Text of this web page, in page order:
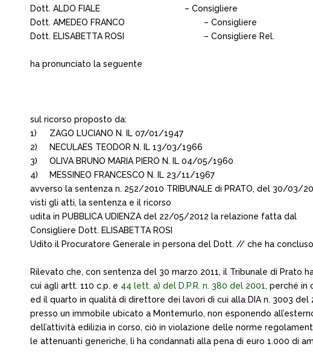
Dott. ALDO FIALE
– Consigliere
Dott. AMEDEO FRANCO
– Consigliere
Dott. ELISABETTA ROSI
– Consigliere Rel.
ha pronunciato la seguente
sul ricorso proposto da:
1)
ZAGO LUCIANO N. IL 07/01/1947
2)
NECULAES TEODOR N. IL 13/03/1966
3)
OLIVA BRUNO MARIA PIERO N. IL 04/05/1960
4)
MESSINEO FRANCESCO N. IL 23/11/1967
avverso la sentenza n. 252/2010 TRIBUNALE di PRATO, del 30/03/
visti gli atti, la sentenza e il ricorso
udita in PUBBLICA UDIENZA del 22/05/2012 la relazione fatta dal
Consigliere Dott. ELISABETTA ROSI
Udito il Procuratore Generale in persona del Dott. // che ha
Rilevato che, con sentenza del 30 marzo 2011, il Tribunale di Prato
cui agli artt. 110 c.p. e 44 lett. a) del D.P.R. n. 380 del 2001, perché in
ed il quarto in qualità di direttore dei lavori di cui alla DIA n. 3003
presso un immobile ubicato a Montemurlo, non esponendo
dell’attività edilizia in corso, ciò in violazione delle norme
le attenuanti generiche, li ha condannati alla pena di euro 1.000 di